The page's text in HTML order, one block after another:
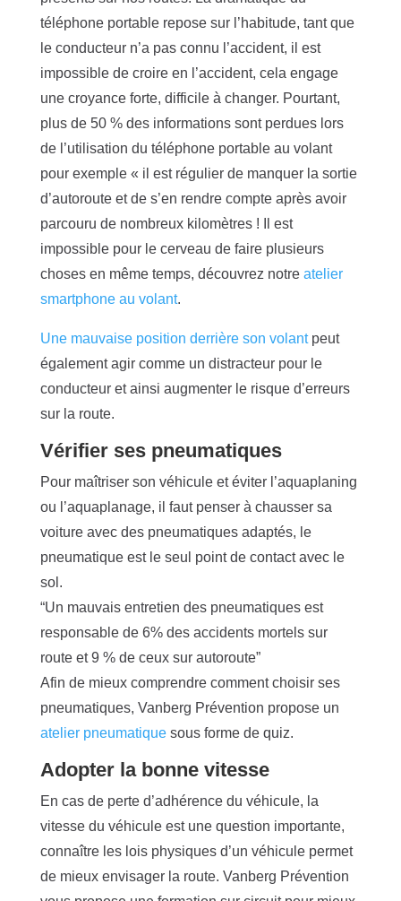
téléphone portable repose sur l’habitude, tant que
le conducteur n’a pas connu l’accident, il est
impossible de croire en l’accident, cela engage
une croyance forte, difficile à changer. Pourtant,
plus de 50 % des informations sont perdues lors
de l’utilisation du téléphone portable au volant
pour exemple « il est régulier de manquer la sortie
d’autoroute et de s’en rendre compte après avoir
parcouru de nombreux kilomètres ! Il est
impossible pour le cerveau de faire plusieurs
choses en même temps, découvrez notre atelier
smartphone au volant.
Une mauvaise position derrière son volantpeut
également agir comme un distracteur pour le
conducteur et ainsi augmenter le risque d’erreurs
sur la route.
Vérifier ses pneumatiques
Pour maîtriser son véhicule et éviter l’aquaplaning
ou l’aquaplanage, il faut penser à chausser sa
voiture avec des pneumatiques adaptés, le
pneumatique est le seul point de contact avec le
sol.
“Un mauvais entretien des pneumatiques est
responsable de 6% des accidents mortels sur
route et 9 % de ceux sur autoroute”
Afin de mieux comprendre comment choisir ses
pneumatiques, Vanberg Prévention propose un
atelier pneumatiquesous forme de quiz.
Adopter la bonne vitesse
En cas de perte d’adhérence du véhicule, la
vitesse du véhicule est une question importante,
connaître les lois physiques d’un véhicule permet
de mieux envisager la route. Vanberg Prévention